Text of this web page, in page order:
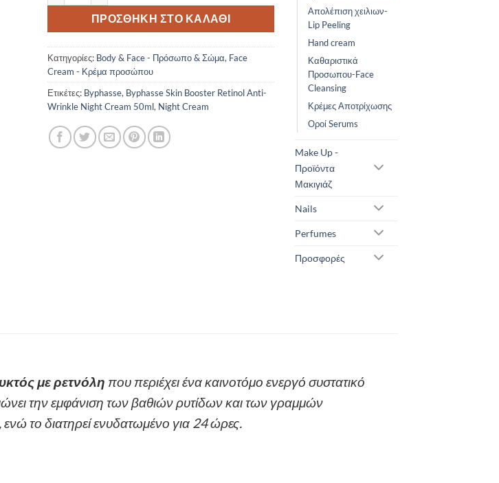
ΠΡΟΣΘΉΚΗ ΣΤΟ ΚΑΛΆΘΙ
Κατηγορίες: Body & Face - Πρόσωπο & Σώμα, Face
Cream - Κρέμα προσώπου
Ετικέτες: Byphasse, Byphasse Skin Booster Retinol Anti-
Wrinkle Night Cream 50ml, Night Cream
Απολέπιση χειλιων-
Lip Peeling
Ηand cream
Καθαριστικά
Προσωπου-Face
Cleansing
Κρέμες Αποτρίχωσης
Οροί Serums
Make Up -
Προϊόντα
Μακιγιάζ
Nails
Perfumes
Προσφορές
με ρετνόλη που περιέχει ένα καινοτόμο ενεργό συστατικό
την εμφάνιση των βαθιών ρυτίδων και των γραμμών
το διατηρεί ενυδατωμένο για 24 ώρες.